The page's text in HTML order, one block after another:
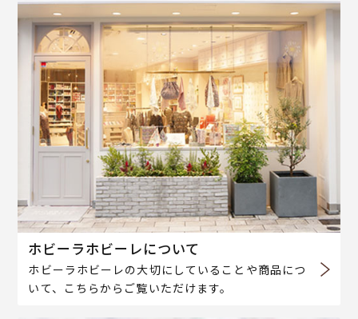
ホビーラホビーレについて
ホビーラホビーレの大切にしていることや商品につ
いて、こちらからご覧いただけます。